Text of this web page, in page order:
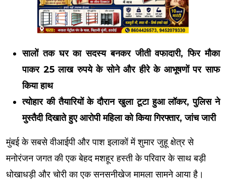
सालों तक घर का सदस्य बनकर जीती वफादारी, फिर मौका
पाकर 25 लाख रुपये के सोने और हीरे के आभूषणों पर साफ
किया हाथ
त्योहार की तैयारियों के दौरान खुला टूटा हुआ लॉकर, पुलिस ने
मुस्तैदी दिखाते हुए आरोपी महिला को किया गिरफ्तार, जांच जारी
मुंबई के सबसे वीआईपी और पाश इलाकों में शुमार जुहू क्षेत्र से
मनोरंजन जगत की एक बेहद मशहूर हस्ती के परिवार के साथ बड़ी
धोखाधड़ी और चोरी का एक सनसनीखेज मामला सामने आया है।